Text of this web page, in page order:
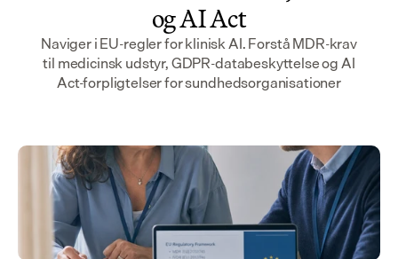
og AI Act
Naviger i EU-regler for klinisk AI. Forstå MDR-krav
til medicinsk udstyr, GDPR-databeskyttelse og AI
Act-forpligtelser for sundhedsorganisationer